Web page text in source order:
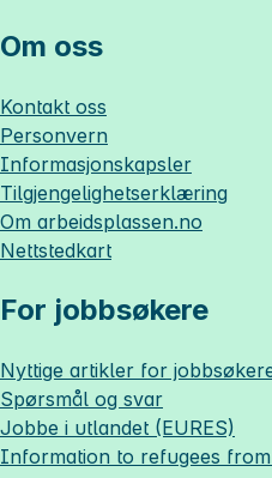
Om oss
Kontakt oss
Personvern
Informasjonskapsler
Tilgjengelighetserklæring
Om arbeidsplassen.no
Nettstedkart
For jobbsøkere
Nyttige artikler for
Spørsmål og svar
Jobbe i utlandet (EURES)
Information to refugees